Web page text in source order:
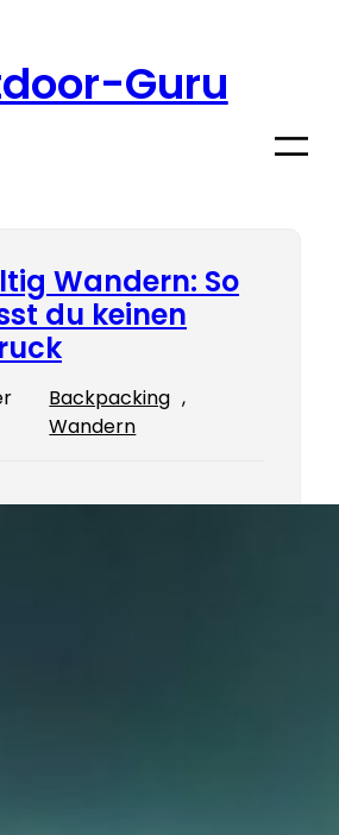
Guru
Wandern: So
du keinen
Backpacking
Wandern